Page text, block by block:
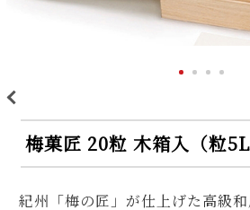
<
梅菓匠 20粒 木箱入（粒
紀州「梅の匠」が仕上げた高級